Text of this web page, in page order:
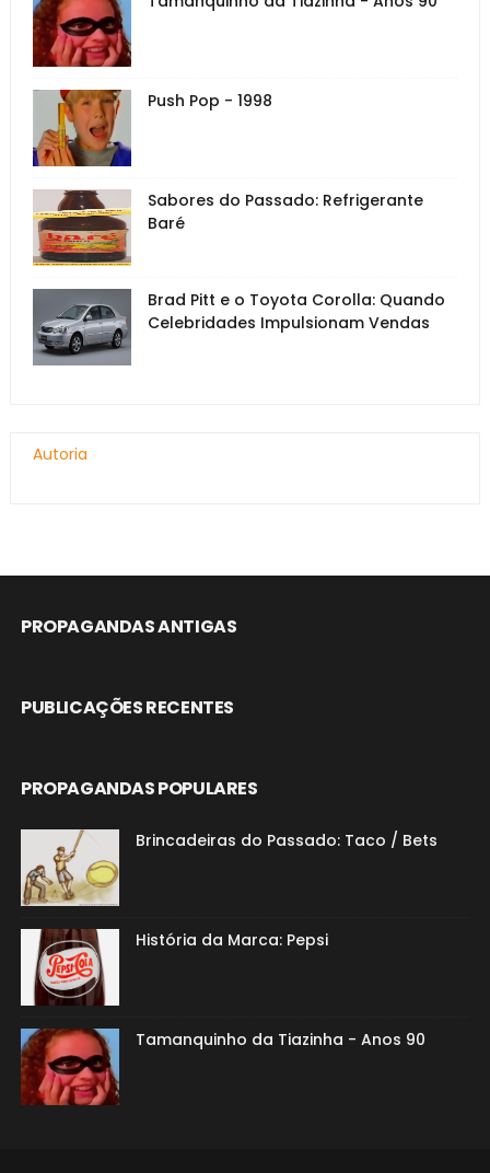
Push Pop - 1998
Sabores do Passado: Refrigerante
Baré
Brad Pitt e o Toyota Corolla: Quando
Celebridades Impulsionam Vendas
Autoria
PROPAGANDAS ANTIGAS
PUBLICAÇÕES RECENTES
PROPAGANDAS POPULARES
Brincadeiras do Passado: Taco / Bets
História da Marca: Pepsi
Tamanquinho da Tiazinha - Anos 90